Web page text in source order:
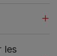
les